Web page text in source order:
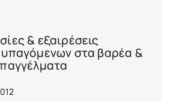
& εξαιρέσεις
υπαγόμενων στα βαρέα &